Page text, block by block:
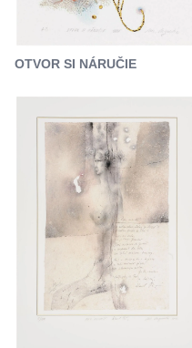
OTVOR SI NÁRUČIE